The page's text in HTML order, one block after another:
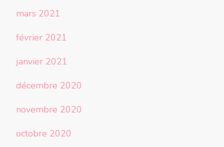
mars 2021
février 2021
janvier 2021
décembre 2020
novembre 2020
octobre 2020